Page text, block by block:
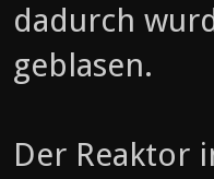
dadurch
geblasen.
Der Reaktor